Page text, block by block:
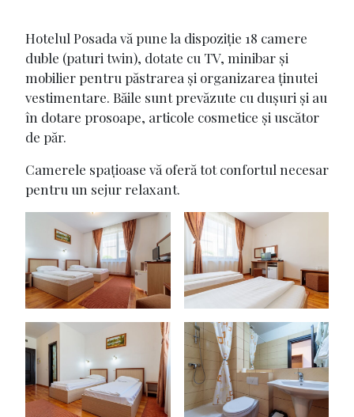
Hotelul Posada vă pune la dispoziție 18 camere
duble (paturi twin), dotate cu TV, minibar și
mobilier pentru păstrarea și organizarea ținutei
vestimentare. Băile sunt prevăzute cu dușuri și au
în dotare prosoape, articole cosmetice și uscător
de păr.
Camerele spațioase vă oferă tot confortul necesar
pentru un sejur relaxant.